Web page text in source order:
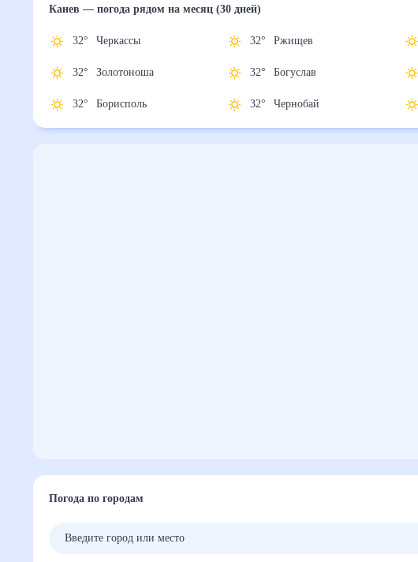
Канев— погода рядомна месяц (30 дней)
32° Черкассы
32° Золотоноша
32° Борисполь
32° Ржищев
32° Богуслав
32° Чернобай
Погода по городам